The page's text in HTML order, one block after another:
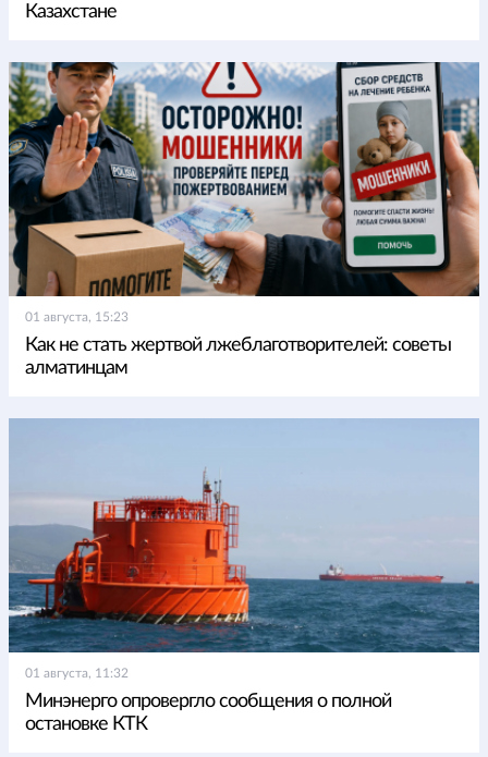
Казахстане
01 августа, 15:23
Как не стать жертвой лжеблаготворителей: советы
алматинцам
01 августа, 11:32
Минэнерго опровергло сообщения о полной
остановке КТК